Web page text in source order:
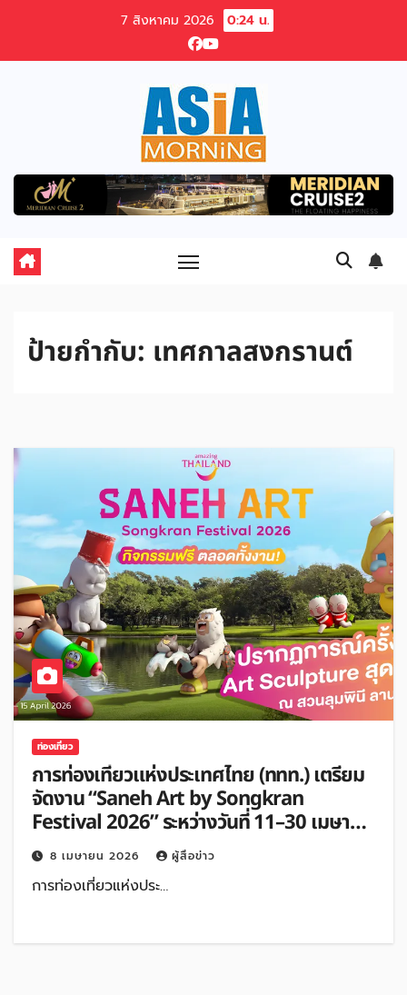
content
7 สิงหาคม 2026 0:24 น.
ป้ายกำกับ: เทศกาลสงกรานต์
ท่องเที่ยว
การท่องเที่ยวแห่งประเทศไทย (ททท.) เตรียม
จัดงาน “Saneh Art by Songkran
Festival 2026” ระหว่างวันที่ 11–30 เมษายน
2569 ณ สวนลุมพินี (ลานบันเทิง) มุ่งยกระดับ
การท่องเที่ยวเชิงศิลปะและวัฒนธรรมในช่วง
เทศกาลสงกรานต์
8 เมษายน 2026 ผู้สื่อข่าว
การท่องเที่ยวแห่งประ…